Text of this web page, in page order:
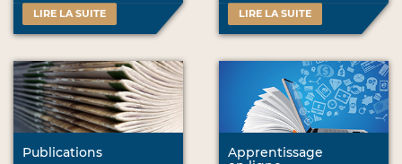
LIRE LA SUITE LIRE LA SUITE
Publications
Apprentissage